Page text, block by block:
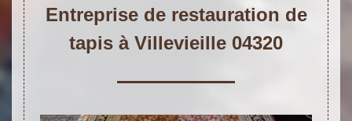
Entreprise de restauration de
tapis à Villevieille 04320